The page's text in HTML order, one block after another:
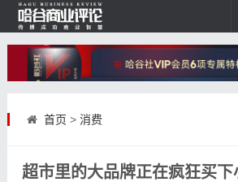
首页 > 消费
超市里的大品牌正在疯狂买下